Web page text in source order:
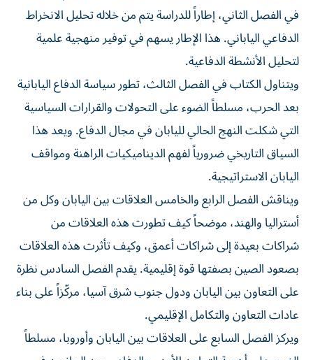
في الفصل الثاني، إطاراً للدراسة يتم من خلاله تحليل الانخراط
الدفاعي الياباني. هذا الإطار يسهم في توفير منهجية علمية
لتحليل الأنشطة الدفاعية.
ويتناول الكتاب في الفصل الثالث، تطور سياسة الدفاع اليابانية
بعد الحرب، مسلطاً الضوء على التحولات والقرارات السياسية
التي شكلت النهج الحالي لليابان في مجال الدفاع. ويعد هذا
السياق التاريخي ضرورياً لفهم الديناميكيات الراهنة ومواقف
اليابان الاستراتيجية.
ويناقش الفصل الرابع والخامس العلاقات بين اليابان وكل من
أستراليا والهند، موضحاً كيف تطورت هذه العلاقات من
شراكات بعيدة إلى شراكات أعمق، وكيف تأثرت هذه العلاقات
بصعود الصين بصفتها قوة إقليمية. يقدم الفصل السادس نظرة
على التعاون بين اليابان ودول جنوب شرق آسيا، مركّزاً على بناء
عادات التعاون والتكامل الإقليمي.
ويركز الفصل السابع على العلاقات بين اليابان وأوروبا، مسلطاً